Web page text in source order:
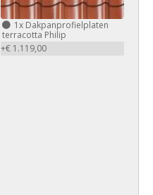
1xDakpanprofielplaten
terracotta Philip
+€ 1.119,00